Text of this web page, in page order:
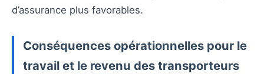
d’assurance plus favorables.
Conséquences opérationnelles pour le
travail et le revenu des transporteurs